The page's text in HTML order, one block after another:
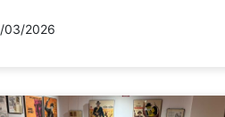
03/2026